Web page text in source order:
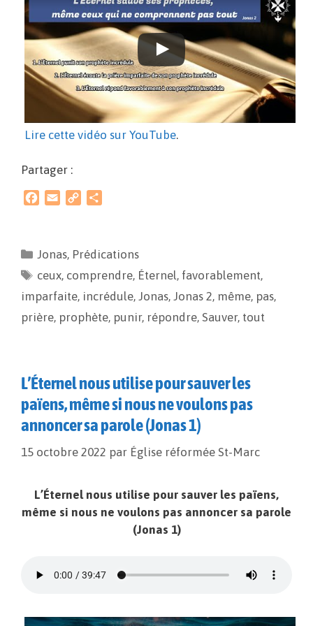
Lire cette vidéo sur YouTube.
Partager :
b
o
l
L
i
n
a
g
e
Jonas, Prédications
ceux, comprendre, Éternel, favorablement,
imparfaite, incrédule, Jonas, Jonas 2, même, pas,
prière, prophète, punir, répondre, Sauver, tout
L’Éternel nous utilise pour sauver les
païens, même si nous ne voulons pas
annoncer sa parole (Jonas 1)
15 octobre 2022 par Église réformée St-Marc
L’Éternel nous utilise pour sauver les païens,
même si nous ne voulons pas annoncer sa parole
(Jonas 1)